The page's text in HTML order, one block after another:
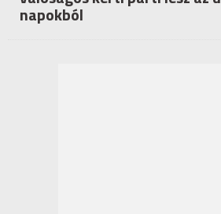
napokból